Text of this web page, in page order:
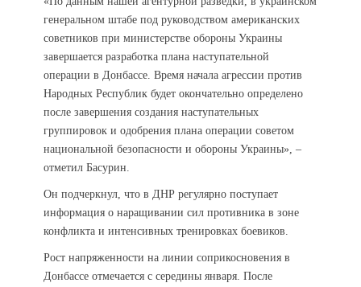
генеральном штабе под руководством американских
советников при министерстве обороны Украины
завершается разработка плана наступательной
операции в Донбассе. Время начала агрессии против
Народных Республик будет окончательно определено
после завершения создания наступательных
группировок и одобрения плана операции советом
национальной безопасности и обороны Украины», –
отметил Басурин.
Он подчеркнул, что в ДНР регулярно поступает
информация о наращивании сил противника в зоне
конфликта и интенсивных тренировках боевиков.
Рост напряженности на линии соприкосновения в
Донбассе отмечается с середины января. После